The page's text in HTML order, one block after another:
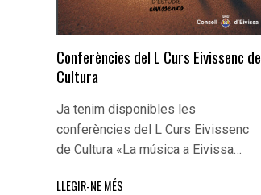
Conferències del L Curs Eivissenc de
Cultura
Ja tenim disponibles les
conferències del L Curs Eivissenc
de Cultura «La música a Eivissa…
LLEGIR-NE MÉS